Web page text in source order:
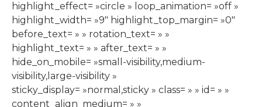
highlight_effect= »circle » loop_animation= »off »
highlight_width= »9″ highlight_top_margin= »0″
before_text= » » rotation_text= » »
highlight_text= » » after_text= » »
hide_on_mobile= »small-visibility,medium-
visibility,large-visibility »
sticky_display= »normal,sticky » class= » » id= » »
content_align_medium= » »